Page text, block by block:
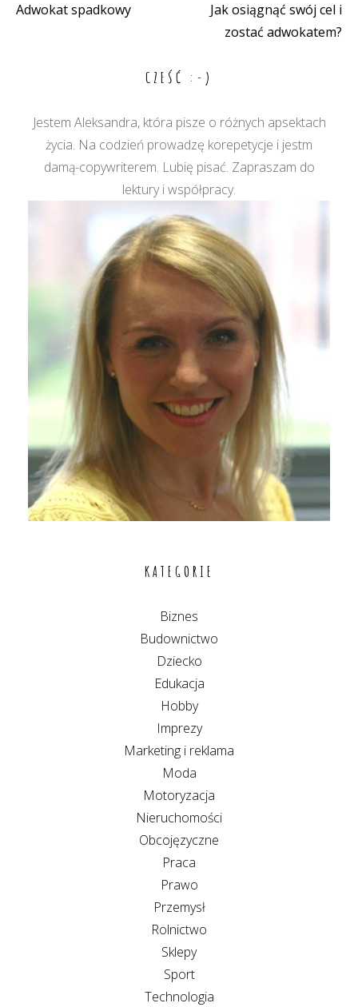
Nawigacja
Adwokat spadkowy
Jak osiągnąć swój cel i
zostać adwokatem?
CZEŚĆ :-)
Jestem Aleksandra, która pisze o różnych apsektach
życia. Na codzień prowadzę korepetycje i jestm
damą-copywriterem. Lubię pisać. Zapraszam do
lektury i współpracy.
KATEGORIE
Biznes
Budownictwo
Dziecko
Edukacja
Hobby
Imprezy
Marketing i reklama
Moda
Motoryzacja
Nieruchomości
Obcojęzyczne
Praca
Prawo
Przemysł
Rolnictwo
Sklepy
Sport
Technologia